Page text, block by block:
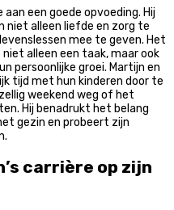
een goede opvoeding. Hij
niet alleen liefde en zorg te
mee te geven. Het
alleen een taak, maar ook
persoonlijke groei. Martijn en
tijd met hun kinderen door te
weekend weg of het
Hij benadrukt het belang
gezin en probeert zijn
carrière op zijn